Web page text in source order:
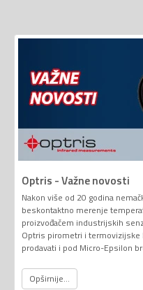
Optris - Važne novosti
Nakon više od 20 godina
beskontaktno merenje
proizvođačem industrijskih
Optris pirometri i termovizijske
prodavati i pod Micro-Epsilon
Opširnije...